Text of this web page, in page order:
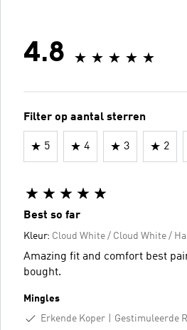
4.8
Filter op aantal sterren
5 4 3 2
Best so far
Kleur: Cloud White / Cloud White /
Amazing fit and comfort best
bought.
Mingles
Erkende Koper
Gestimuleerde